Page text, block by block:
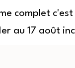
complet
au 17 août